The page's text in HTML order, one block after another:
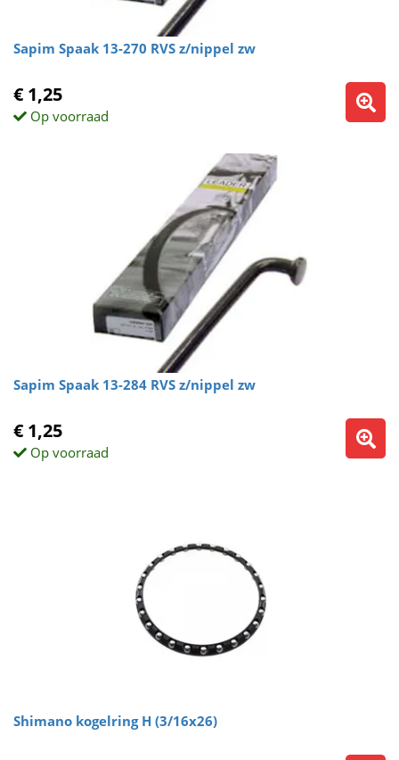
Sapim Spaak 13-270 RVS z/nippel zw
€ 1,25
Op voorraad
Sapim Spaak 13-284 RVS z/nippel zw
€ 1,25
Op voorraad
Shimano kogelring H (3/16x26)